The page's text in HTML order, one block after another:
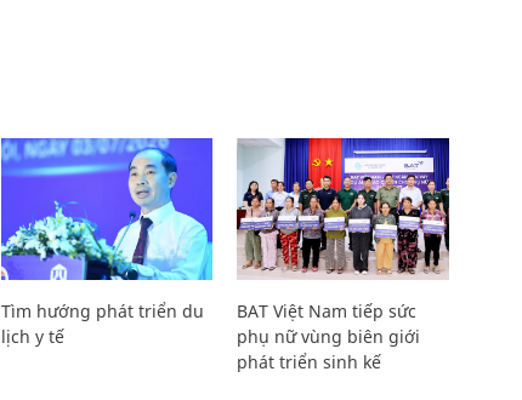
Tìm hướng phát triển du
lịch y tế
BAT Việt Nam tiếp sức
phụ nữ vùng biên giới
phát triển sinh kế